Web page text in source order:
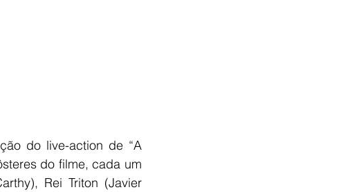
do live-action de “A
do filme, cada um
Rei Triton (Javier